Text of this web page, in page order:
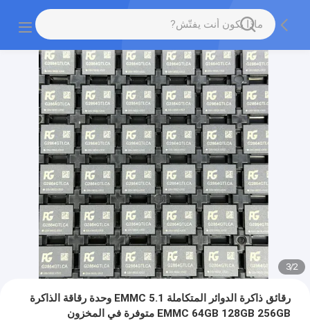
2
/
3
رقائق ذاكرة الدوائر المتكاملة EMMC 5.1 وحدة رقاقة الذاكرة
EMMC 64GB 128GB 256GB متوفرة في المخزون